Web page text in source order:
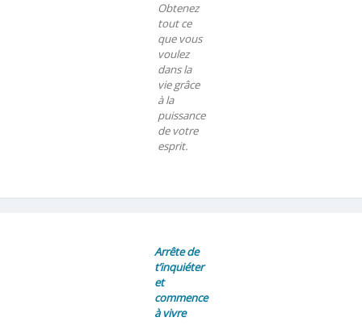
Obtenez
tout ce
que vous
voulez
dans la
vie grâce
à la
puissance
de votre
esprit.
Arrête de
t’inquiéter
et
commence
à vivre